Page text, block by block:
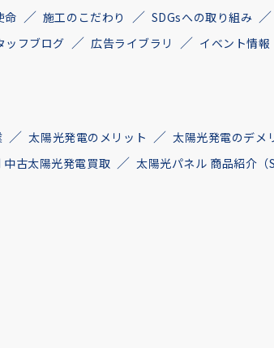
命 施工のこだわり SDGsへの取り組み
ッフブログ 広告ライブラリ イベント情報
太陽光発電のメリット 太陽光発電のデメ
古太陽光発電買取 太陽光パネル 商品紹介（